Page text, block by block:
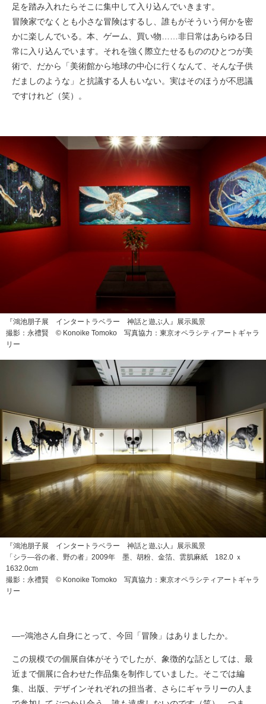
足を踏み入れたらそこに集中して入り込んでいきます。
冒険家でなくとも小さな冒険はするし、誰もがそういう何かを密
かに楽しんでいる。本、ゲーム、買い物……非日常はあらゆる日
常に入り込んでいます。それを強く際立たせるもののひとつが美
術で、だから「美術館から地球の中心に行くなんて、そんな子供
だましのような」と抗議する人もいない。実はそのほうが不思議
ですけれど（笑）。
『鴻池朋子展 インタートラベラー 神話と遊ぶ人』展示風景
撮影：永禮賢 © Konoike Tomoko 写真協力：東京オペラシティアートギャラ
リー
『鴻池朋子展 インタートラベラー 神話と遊ぶ人』展示風景
「シラ―谷の者、野の者」2009年 墨、胡粉、金箔、雲肌麻紙 182.0 ｘ
1632.0cm
撮影：永禮賢 © Konoike Tomoko 写真協力：東京オペラシティアートギャラ
リー
—−鴻池さん自身にとって、今回「冒険」はありましたか。
この規模での個展自体がそうでしたが、象徴的な話としては、最
近まで個展に合わせた作品集を制作していました。そこでは編
集、出版、デザインそれぞれの担当者、さらにギャラリーの人ま